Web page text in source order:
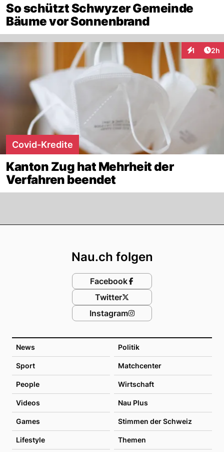
So schützt Schwyzer Gemeinde
Bäume vor Sonnenbrand
1 2h
Covid-Kredite
Kanton Zug hat Mehrheit der
Verfahren beendet
News Politik
Sport Matchcenter
People Wirtschaft
Videos Nau Plus
Games Stimmen der Schweiz
Lifestyle Themen
Nau.ch folgen
Facebook
Twitter
Instagram